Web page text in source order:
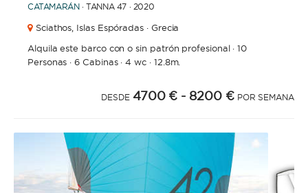
CATAMARÁN · TANNA 47 · 2020
Sciathos, Islas Espóradas · Grecia
Alquila este barco con o sin patrón profesional·10
Personas ·6 Cabinas·4 wc · 12.8m.
DESDE 4700 € - 8200 € POR SEMANA